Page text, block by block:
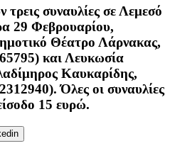
συναυλίες σε Λεμεσό
29 Φεβρουαρίου,
Θέατρο Λάρνακας,
και Λευκωσία
Καυκαρίδης,
Όλες οι συναυλίες
15 ευρώ.